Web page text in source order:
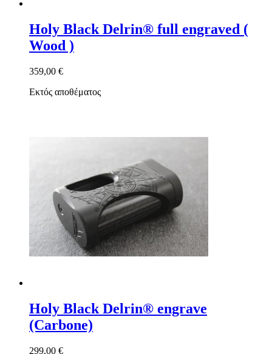
Holy Black Delrin® full engraved (
Wood )
359,00 €
Εκτός αποθέματος
Holy Black Delrin® engrave
(Carbone)
299,00 €